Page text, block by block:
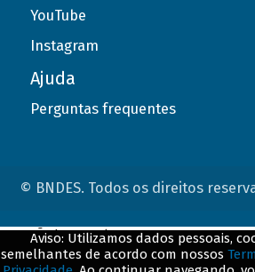
YouTube
Instagram
Ajuda
Perguntas frequentes
© BNDES. Todos os direitos
Aviso: Utilizamos dados pessoais,
semelhantes de acordo com nossos
ConteÃºdo complementar
${title}${badge}